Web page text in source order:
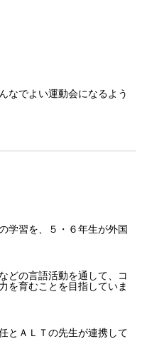
なでよい運動会になるよう
学習を、５・６年生が外国
どの言語活動を通して、コ
を育むことを目指していま
とＡＬＴの先生が連携して